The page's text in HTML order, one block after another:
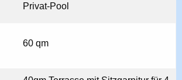
Privat-Pool
60 qm